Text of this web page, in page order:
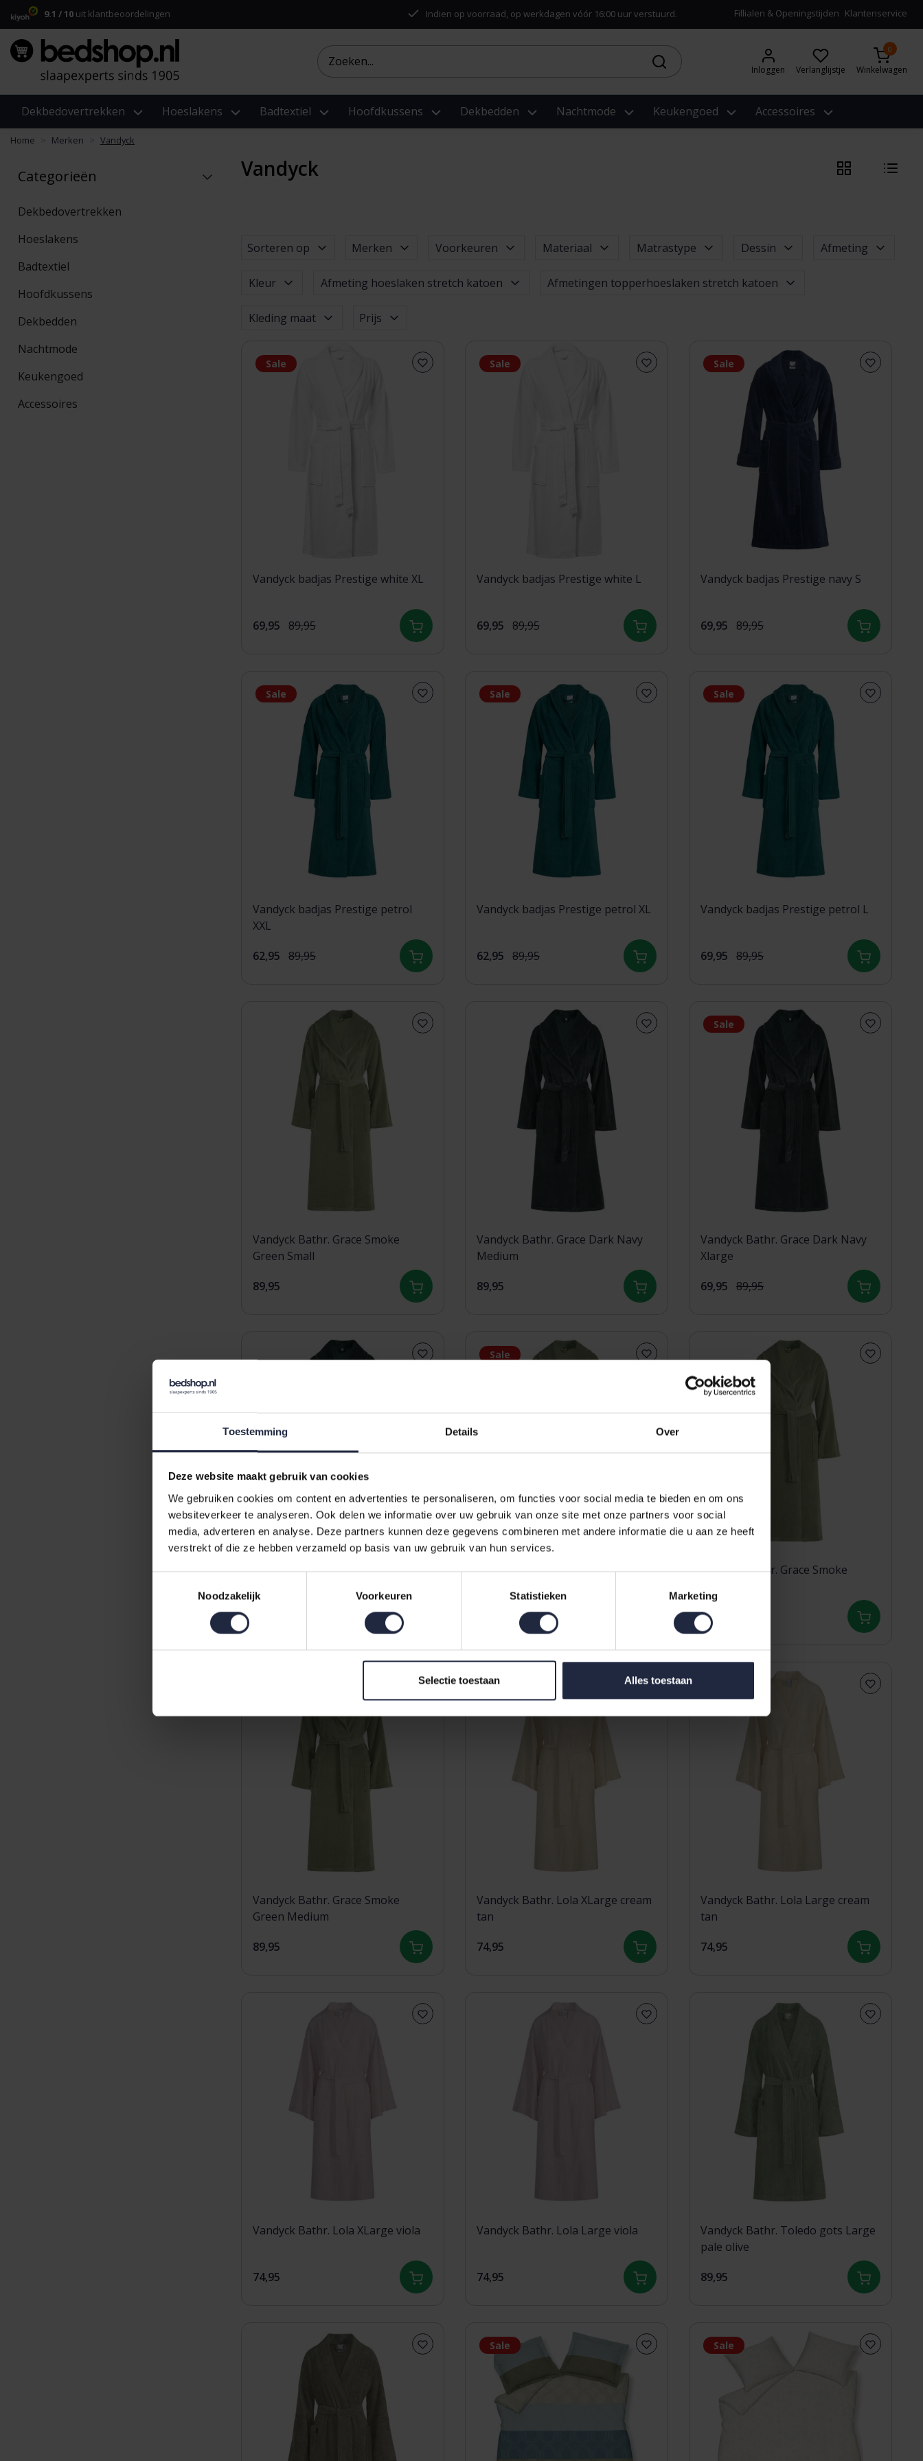
Toestemming Details Over
Deze website maakt gebruik van cookies
We gebruiken cookies om content en advertenties te personaliseren, om functies voor social media te bieden en om ons
websiteverkeer te analyseren. Ook delen we informatie over uw gebruik van onze site met onze partners voor social
media, adverteren en analyse. Deze partners kunnen deze gegevens combineren met andere informatie die u aan ze heeft
verstrekt of die ze hebben verzameld op basis van uw gebruik van hun services.
Noodzakelijk
Voorkeuren Statistieken Marketing
Selectie toestaan Alles toestaan
9.1 / 10 uit klantbeoordelingen Indien op voorraad, op werkdagen vóór 16:00 uur verstuurd. Fillialen & Openingstijden Klantenservice
Inloggen Verlanglijstje
0
Winkelwagen
Dekbedovertrekken Hoeslakens Badtextiel Hoofdkussens Dekbedden Nachtmode Keukengoed Accessoires
Home Merken Vandyck
Categorieën
Dekbedovertrekken
Hoeslakens
Badtextiel
Hoofdkussens
Dekbedden
Nachtmode
Keukengoed
Accessoires
Vandyck
Sorteren op Merken Voorkeuren Materiaal Matrastype Dessin Afmeting
Kleur Afmeting hoeslaken stretch katoen Afmetingen topperhoeslaken stretch katoen
Kleding maat Prijs
Sale
Vandyck badjas Prestige white XL
69,95 89,95
Sale
Vandyck badjas Prestige white L
69,95 89,95
Sale
Vandyck badjas Prestige navy S
69,95 89,95
Sale
Vandyck badjas Prestige petrol
XXL
62,95 89,95
Sale
Vandyck badjas Prestige petrol XL
62,95 89,95
Sale
Vandyck badjas Prestige petrol L
69,95 89,95
Vandyck Bathr. Grace Smoke
Green Small
89,95
Vandyck Bathr. Grace Dark Navy
Medium
89,95
Sale
Vandyck Bathr. Grace Dark Navy
Xlarge
69,95 89,95
Vandyck Bathr. Grace Dark Navy
Sale
Vandyck Bathr. Grace Smoke
89,95
Vandyck Bathr. Grace Smoke
89,95
Vandyck Bathr. Grace Smoke
Green Medium
89,95
Vandyck Bathr. Lola XLarge cream
tan
74,95
Vandyck Bathr. Lola Large cream
tan
74,95
Vandyck Bathr. Lola XLarge viola
74,95
Vandyck Bathr. Lola Large viola
74,95
Vandyck Bathr. Toledo gots Large
pale olive
89,95
Sale Sale